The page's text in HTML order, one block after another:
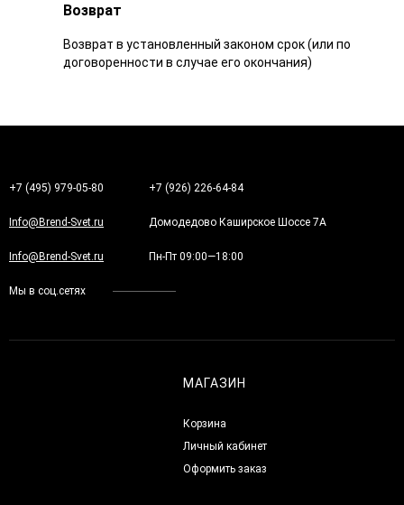
Возврат
Возврат в установленный законом срок (или по
договоренности в случае его окончания)
+7 (495) 979-05-80 +7 (926) 226-64-84
Info@Brend-Svet.ru Домодедово Каширское Шоссе 7А
Info@Brend-Svet.ru Пн-Пт 09:00—18:00
Мы в соц.сетях
МАГАЗИН
Корзина
Личный кабинет
Оформить заказ